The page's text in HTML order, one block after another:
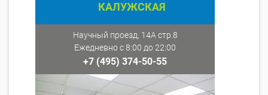
КАЛУЖСКАЯ
Научный проезд, 14А стр.8
Ежедневно с 8:00 до 22:00
+7 (495) 374-50-55